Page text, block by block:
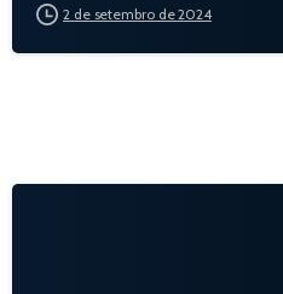
2 de setembro de 2024